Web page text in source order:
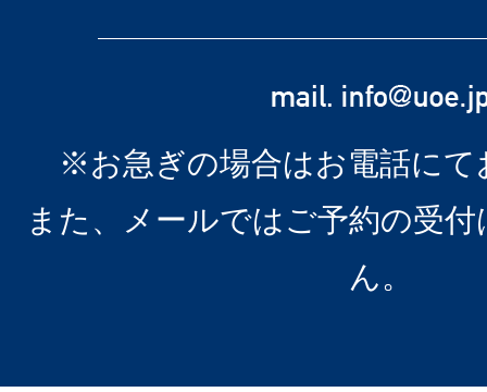
※お急ぎの場合はお電話にて
また、メールではご予約の受
ん。